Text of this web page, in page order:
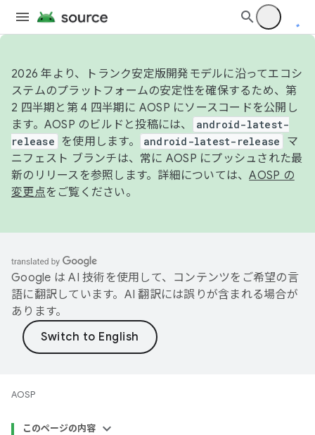
2026 年より、トランク安定版開発モデルに沿ってエコシ
ステムのプラットフォームの安定性を確保するため、第
2 四半期と第 4 四半期に AOSP にソースコードを公開し
ます。AOSP のビルドと投稿には、
android-latest-
release
を使用します。 android-latest-release
マ
ニフェスト ブランチは、常に AOSP にプッシュされた最
新のリリースを参照します。詳細については、AOSP の
変更点をご覧ください。
Google は AI 技術を使用して、コンテンツをご希望の言
語に翻訳しています。AI 翻訳には誤りが含まれる場合が
あります。
AOSP
このページの内容